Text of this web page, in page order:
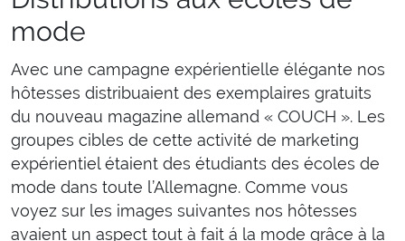
mode
Avec une campagne expérientielle élégante nos
hôtesses distribuaient des exemplaires gratuits
du nouveau magazine allemand « COUCH ». Les
groupes cibles de cette activité de marketing
expérientiel étaient des étudiants des écoles de
mode dans toute l’Allemagne. Comme vous
voyez sur les images suivantes nos hôtesses
avaient un aspect tout à fait á la mode grâce à la